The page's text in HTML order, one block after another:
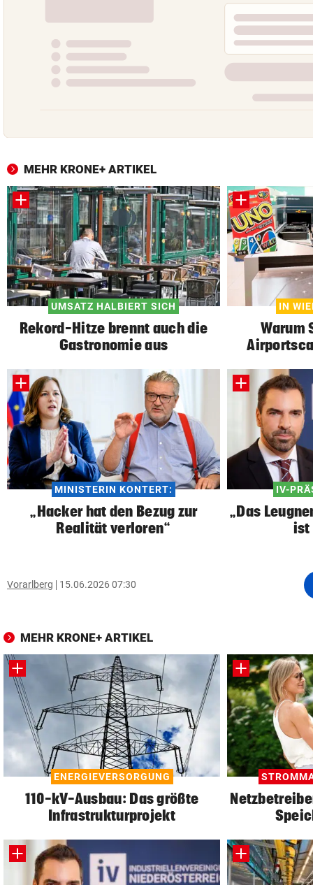
MEHR KRONE+ ARTIKEL
UMSATZ HALBIERT SICH
Rekord-Hitze brennt auch die
Gastronomie aus
IN
Warum
MINISTERIN KONTERT:
„Hacker hat den Bezug zur
Realität verloren“
IV-
„Das
ist
Vorarlberg 15.06.2026 07:30
MEHR KRONE+ ARTIKEL
ENERGIEVERSORGUNG
110-kV-Ausbau: Das größte
Infrastrukturprojekt